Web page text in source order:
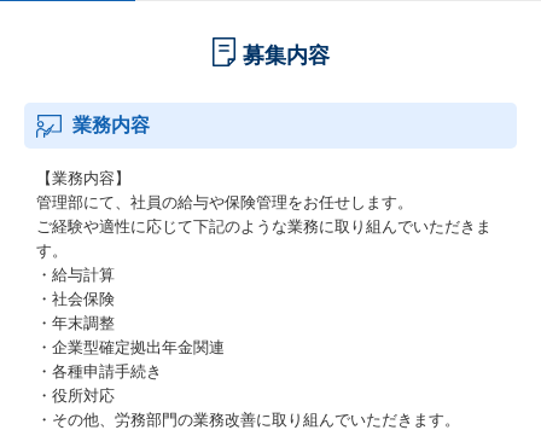
募集内容
業務内容
【業務内容】
管理部にて、社員の給与や保険管理をお任せします。
ご経験や適性に応じて下記のような業務に取り組んでいただきま
す。
・給与計算
・社会保険
・年末調整
・企業型確定拠出年金関連
・各種申請手続き
・役所対応
・その他、労務部門の業務改善に取り組んでいただきます。